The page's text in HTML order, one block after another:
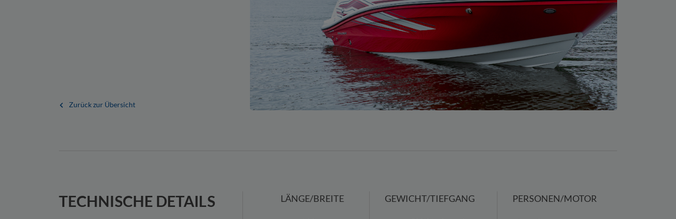
Zurück zur Übersicht
TECHNISCHE DETAILS LÄNGE/BREITE GEWICHT/TIEFGANG PERSONEN/MOTOR
Ich stimme zu, dass meine Angaben zur Kontaktaufnahme verwendet werden. Ich kann meine Einwilligung jederzeit für die Zukunft per